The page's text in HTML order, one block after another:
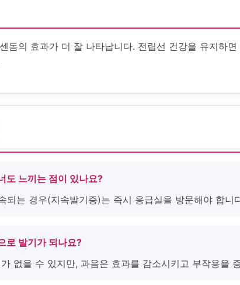
돔의 효과가 더 잘 나타납니다. 전립선 건강을 유지하
도 느끼는 점이 있나요?
되는 경우(지속발기증)는 즉시 응급실을 방문해야 합니
로 발기가 되나요?
없을 수 있지만, 과음은 효과를 감소시키고 부작용을